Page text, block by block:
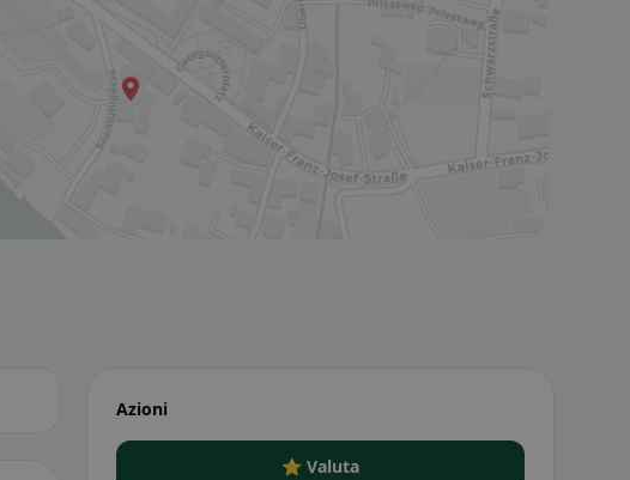
Azioni
⭐ Valuta